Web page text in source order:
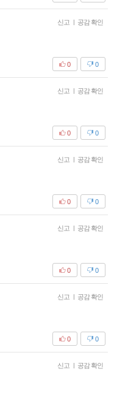
신고 | 공감 확인
0
0
신고 | 공감 확인
0
0
신고 | 공감 확인
0
0
신고 | 공감 확인
0
0
신고 | 공감 확인
0
0
신고 | 공감 확인